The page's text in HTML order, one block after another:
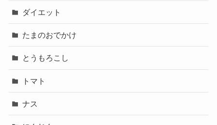
ダイエット
たまのおでかけ
とうもろこし
トマト
ナス